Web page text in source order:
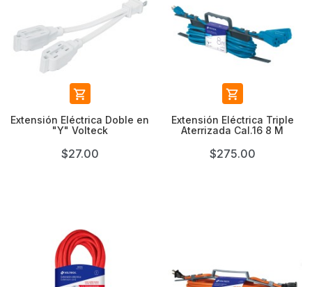

Extensión Eléctrica Doble en
"Y" Volteck
$27.00

Extensión Eléctrica Triple
Aterrizada Cal.16 8 M
$275.00